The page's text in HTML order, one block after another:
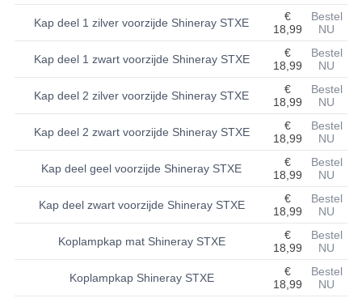
BRANDSTOF SYSTEEM
ELEKTRONICA
KABELS
KAPPEN EN FRAME
KETTING EN TANDWIELEN
KOEL SYSTEEM
Kap deel 1 zilver voorzijde Shineray STXE
€
18,99
Bestel
NU
Kap deel 1 zwart voorzijde Shineray STXE
€
18,99
Bestel
NU
Kap deel 2 zilver voorzijde Shineray STXE
€
18,99
Bestel
NU
Kap deel 2 zwart voorzijde Shineray STXE
€
18,99
Bestel
NU
Kap deel geel voorzijde Shineray STXE
€
18,99
Bestel
NU
Kap deel zwart voorzijde Shineray STXE
€
18,99
Bestel
NU
Koplampkap mat Shineray STXE
€
18,99
Bestel
NU
Koplampkap Shineray STXE
€
18,99
Bestel
NU